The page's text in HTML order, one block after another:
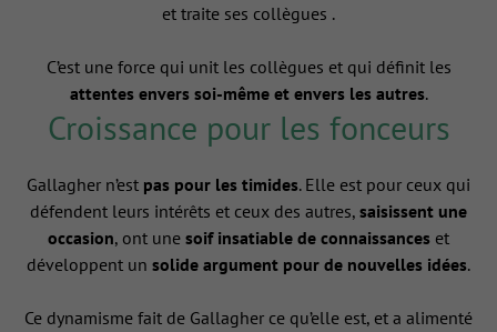
et traite ses collègues .
C’est une force qui unit les collègues et qui définit les
attentes envers soi-même et envers les autres.
Croissance pour les fonceurs
Gallagher n’est pas pour les timides. Elle est pour ceux qui
défendent leurs intérêts et ceux des autres, saisissent une
occasion, ont une soif insatiable de connaissances et
développent un solide argument pour de nouvelles idées.
Ce dynamisme fait de Gallagher ce qu’elle est, et a alimenté